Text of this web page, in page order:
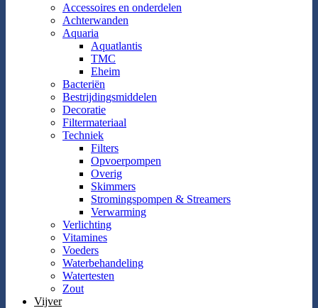
Accessoires en onderdelen
Achterwanden
Aquaria
Aquatlantis
TMC
Eheim
Bacteriën
Bestrijdingsmiddelen
Decoratie
Filtermateriaal
Techniek
Filters
Opvoerpompen
Overig
Skimmers
Stromingspompen & Streamers
Verwarming
Verlichting
Vitamines
Voeders
Waterbehandeling
Watertesten
Zout
Vijver